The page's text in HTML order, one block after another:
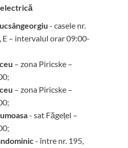
- casele nr.
E – intervalul orar 09:00-
– zona Piricske –
– zona Piricske –
- sat Făgețel –
- între nr. 195,